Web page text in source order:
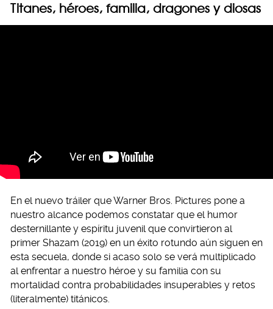
Titanes, héroes, familia, dragones y diosas
En el nuevo tráiler que Warner Bros. Pictures pone a
nuestro alcance podemos constatar que el humor
desternillante y espíritu juvenil que convirtieron al
primer Shazam (2019) en un éxito rotundo aún siguen en
esta secuela, donde si acaso solo se verá multiplicado
al enfrentar a nuestro héroe y su familia con su
mortalidad contra probabilidades insuperables y retos
(literalmente) titánicos.